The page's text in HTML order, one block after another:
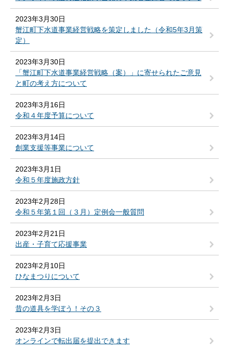
2023年3月30日
蟹江町下水道事業経営戦略を策定しました（令和5年3月策
定）
2023年3月30日
「蟹江町下水道事業経営戦略（案）」に寄せられたご意見
と町の考え方について
2023年3月16日
令和４年度予算について
2023年3月14日
創業支援等事業について
2023年3月1日
令和５年度施政方針
2023年2月28日
令和５年第１回（３月）定例会一般質問
2023年2月21日
出産・子育て応援事業
2023年2月10日
ひなまつりについて
2023年2月3日
昔の道具を学ぼう！その３
2023年2月3日
オンラインで転出届を提出できます